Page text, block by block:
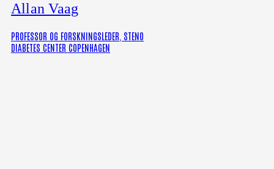
Allan Vaag
PROFESSOR OG FORSKNINGSLEDER, STENO
DIABETES CENTER COPENHAGEN